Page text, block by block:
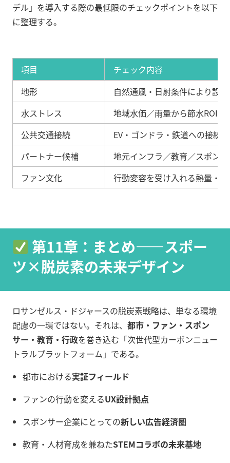
デル」を導入する際の最低限のチェックポイントを以下
に整理する。
項目
チェック内容
地形
自然通風・日射条件により設
水ストレス
地域水価／雨量から節水ROIが
公共交通接続
EV・ゴンドラ・鉄道への接続性
パートナー候補
地元インフラ／教育／スポン
ファン文化
行動変容を受け入れる熱量・
第11章：まとめ——スポー
ツ×脱炭素の未来デザイン
ロサンゼルス・ドジャースの脱炭素戦略は、単なる環境
配慮の一環ではない。それは、 都市・ファン・スポン
サー・教育・行政を巻き込む「次世代型カーボンニュー
トラルプラットフォーム」である。
都市における実証フィールド
ファンの行動を変えるUX設計拠点
スポンサー企業にとっての新しい広告経済圏
教育・人材育成を兼ねたSTEMコラボの未来基地